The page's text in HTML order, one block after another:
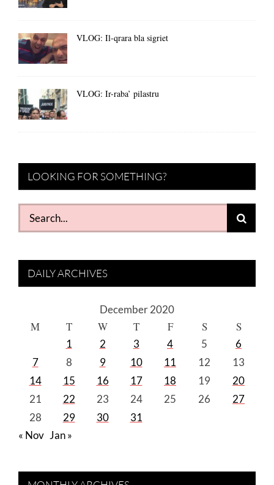
VLOG: Il-qrara bla sigriet
VLOG: Ir-raba’ pilastru
LOOKING FOR SOMETHING?
Search
for:
DAILY ARCHIVES
December 2020
M T W T F S S
1 2 3 4 5
6
7
8 9 10 11 12
13
14
15 16 17 18 19
20
21
22 23 24 25 26
27
28
29 30
31
« Nov Jan »